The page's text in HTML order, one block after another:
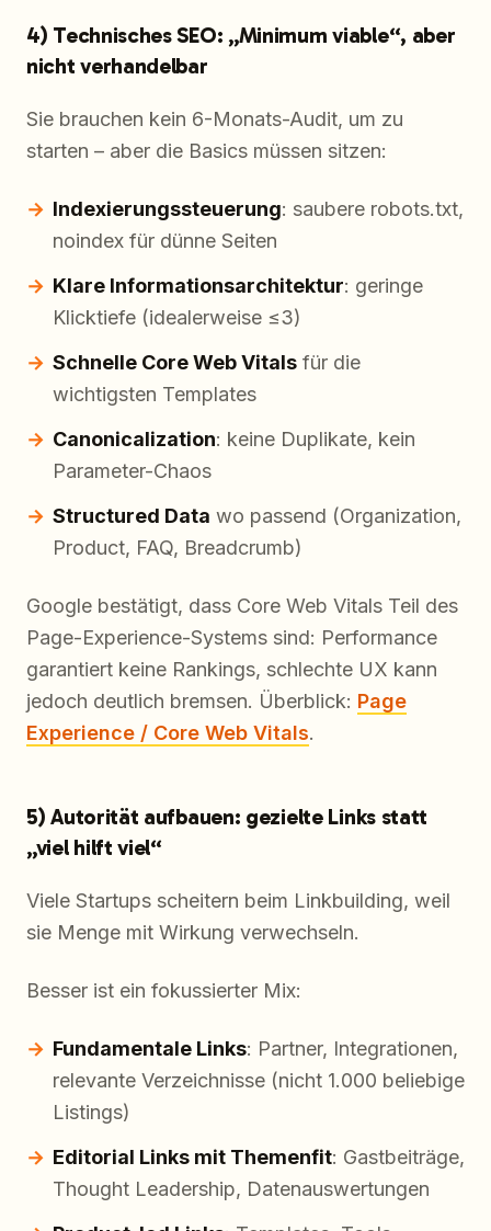
4) Technisches SEO: „Minimum viable“, aber
nicht verhandelbar
Sie brauchen kein 6-Monats-Audit, um zu
starten – aber die Basics müssen sitzen:
Indexierungssteuerung: saubere robots.txt,
noindex für dünne Seiten
Klare Informationsarchitektur: geringe
Klicktiefe (idealerweise ≤3)
Schnelle Core Web Vitals für die
wichtigsten Templates
Canonicalization: keine Duplikate, kein
Parameter-Chaos
Structured Data wo passend (Organization,
Product, FAQ, Breadcrumb)
Google bestätigt, dass Core Web Vitals Teil des
Page-Experience-Systems sind: Performance
garantiert keine Rankings, schlechte UX kann
jedoch deutlich bremsen. Überblick: Page
Experience / Core Web Vitals.
5) Autorität aufbauen: gezielte Links statt
„viel hilft viel“
Viele Startups scheitern beim Linkbuilding, weil
sie Menge mit Wirkung verwechseln.
Besser ist ein fokussierter Mix:
Fundamentale Links: Partner, Integrationen,
relevante Verzeichnisse (nicht 1.000 beliebige
Listings)
Editorial Links mit Themenfit: Gastbeiträge,
Thought Leadership, Datenauswertungen